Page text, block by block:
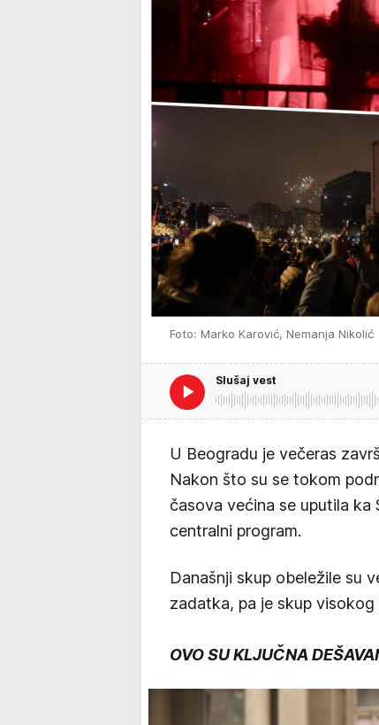
Foto: Marko Karović, Nemanja Nikolić
Slušaj vest
U Beogradu je večeras
Nakon što su se tokom
časova većina se uputila ka
centralni program.
Današnji skup obeležile su
zadatka, pa je skup
OVO SU KLJUČNA